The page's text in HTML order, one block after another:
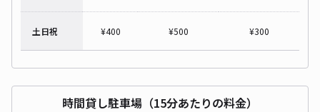
土日祝 ¥400 ¥500 ¥300
時間貸し駐車場（15分あたりの料金）